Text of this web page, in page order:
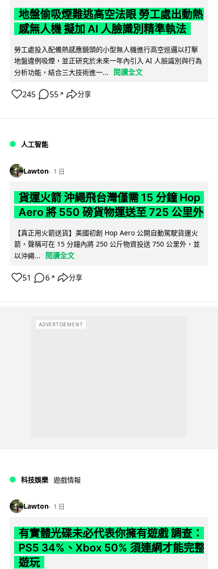
地盤偷吸煙難逃高空法眼 勞工處出動熱
感無人機 擬加 AI 人臉識別精準執法
勞工處投入配備熱感應鏡頭的小型無人機進行高空巡邏以打擊
地盤違例吸煙，並正研究於未來一年內引入 AI 人臉識別與行為
分析功能，結合三大技術進一...
閱讀全文
245 55 ↗ 分享
人工智能
Lawton 1 日
貨運火箭 沖繩飛台灣僅需 15 分鐘 Hop
Aero 將 550 磅貨物運送至 725 公里外
【真正用火箭送貨】美國初創 Hop Aero 公開自動駕駛貨運火
箭，聲稱可在 15 分鐘內將 250 公斤物資投送 750 公里外，並
以沖繩...
閱讀全文
51 6 ↗ 分享
ADVERTISEMENT
科技娛樂 遊戲情報
Lawton 1 日
有實體光碟未必代表你擁有遊戲 調查：
PS5 34%、Xbox 50% 須連網才能完整
遊玩